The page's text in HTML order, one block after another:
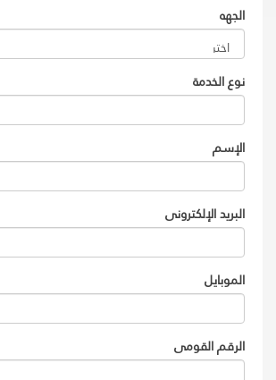
نوع الخدمة
الجهه
البريد الإلكترونى
الإسم
الرقم القومى
الموبايل